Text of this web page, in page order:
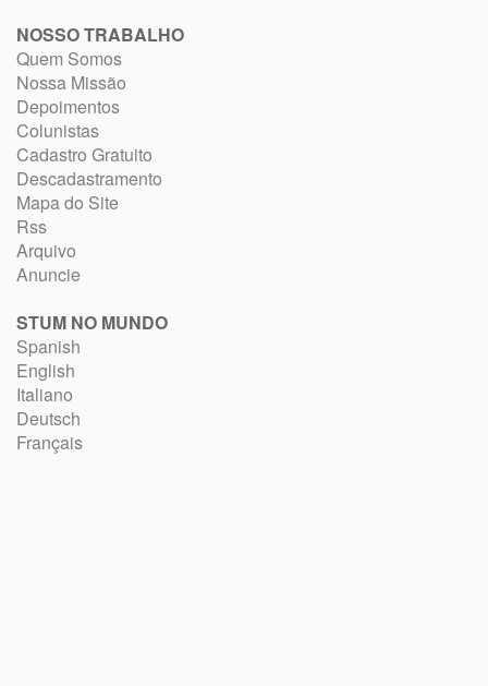
NOSSO TRABALHO
Quem Somos
Nossa Missão
Depoimentos
Colunistas
Cadastro Gratuito
Descadastramento
Mapa do Site
Rss
Arquivo
Anuncie
STUM NO MUNDO
Spanish
English
Italiano
Deutsch
Français